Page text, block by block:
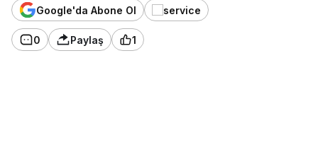
Google'da Abone Ol
0 Paylaş 1